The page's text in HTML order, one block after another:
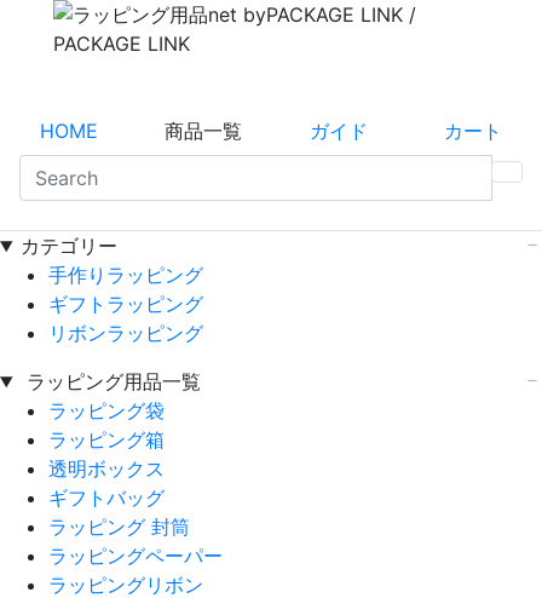
HOME 商品一覧 ガイド カート
カテゴリー
手作りラッピング
ギフトラッピング
リボンラッピング
ラッピング用品一覧
ラッピング袋
ラッピング箱
透明ボックス
ギフトバッグ
ラッピング 封筒
ラッピングペーパー
ラッピングリボン